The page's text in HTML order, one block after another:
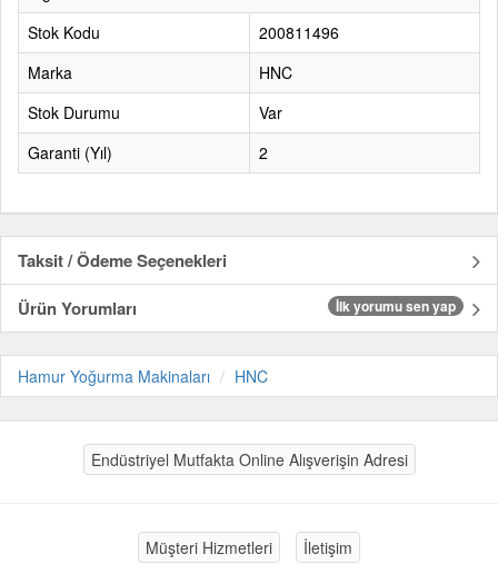
Stok Kodu
200811496
Marka
HNC
Stok Durumu
Var
Garanti (Yıl)
2
Taksit / Ödeme Seçenekleri
Ürün Yorumları
İlk yorumu sen yap
Hamur Yoğurma Makinaları HNC
Endüstriyel Mutfakta Online Alışverişin Adresi
Müşteri Hizmetleri İletişim